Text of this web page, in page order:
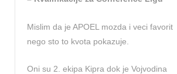
Mislim da je APOEL mozda i veci favorit
nego sto to kvota pokazuje.
Oni su 2. ekipa Kipra dok je Vojvodina